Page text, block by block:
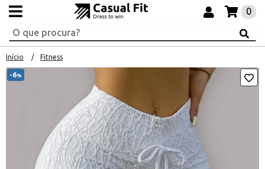
0
Início Fitness
-6%